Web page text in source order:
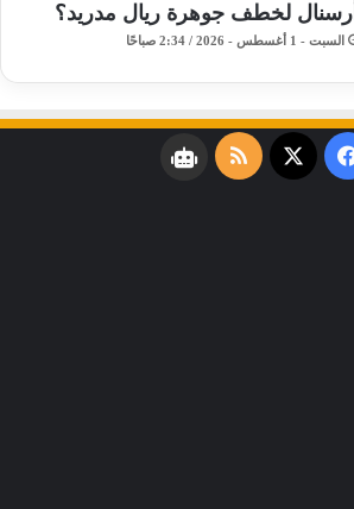
أرسنال لخطف جوهرة ريال مدريد؟
السبت - 1 أغسطس - 2026 / 2:34 صباحًا
فيسبوك
‫X
ملخصنبض